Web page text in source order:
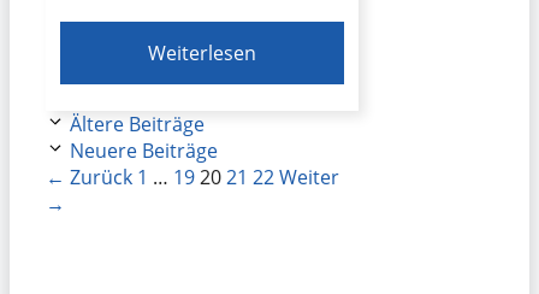
Weiterlesen
Ältere Beiträge
Neuere Beiträge
← Zurück Seite
1 … Seite
19 Seite
20 Seite
21 Seite
22Weiter
→